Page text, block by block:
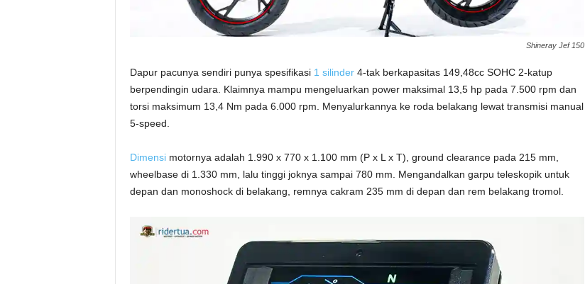
Shineray Jef 150
Dapur pacunya sendiri punya spesifikasi 1 silinder4-tak berkapasitas 149,48cc SOHC 2-katup
berpendingin udara. Klaimnya mampu mengeluarkan power maksimal 13,5 hp pada 7.500 rpm dan
torsi maksimum 13,4 Nm pada 6.000 rpm. Menyalurkannya ke roda belakang lewat transmisi manual
5-speed.
Dimensimotornya adalah 1.990 x 770 x 1.100 mm (P x L x T), ground clearance pada 215 mm,
wheelbase di 1.330 mm, lalu tinggi joknya sampai 780 mm. Mengandalkan garpu teleskopik untuk
depan dan monoshock di belakang, remnya cakram 235 mm di depan dan rem belakang tromol.